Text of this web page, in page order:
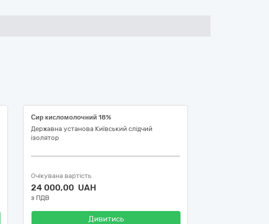
Сир кисломолочний 18%
Державна установа Київський слідчий
ізолятор
Очікувана вартість
24 000,00 UAH
з ПДВ
Дивитись